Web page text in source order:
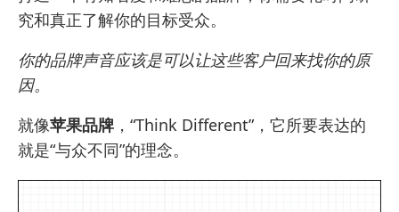
究和真正了解你的目标受众。
你的品牌声音应该是可以让这些客户回来找你的原
因。
就像苹果品牌 ，“Think Different”，它所要表达的
就是“与众不同”的理念。